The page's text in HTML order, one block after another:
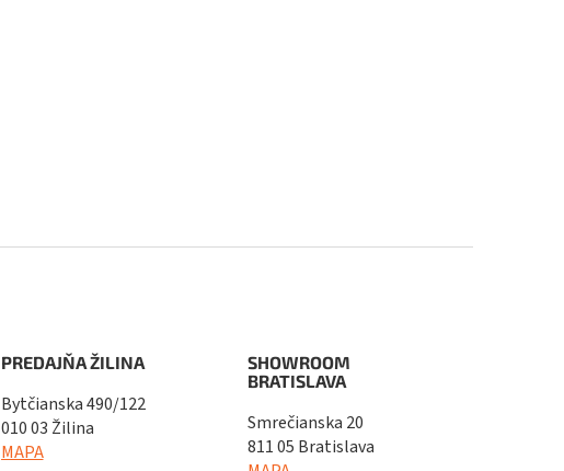
PREDAJŇA ŽILINA
Bytčianska 490/122
010 03 Žilina
MAPA
SHOWROOM
BRATISLAVA
Smrečianska 20
811 05 Bratislava